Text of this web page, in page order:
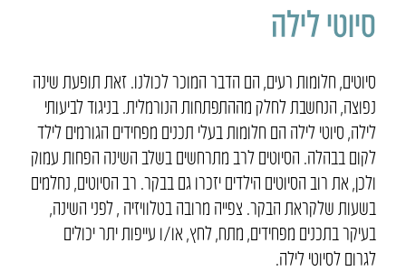
סיוטי לילה
סיוטים, חלומות רעים, הם הדבר המוכר לכולנו. זאת תופעת שינה
נפוצה, הנחשבת לחלק מההתפתחות הנורמלית. בניגוד לביעותי
לילה, סיוטי לילה הם חלומות בעלי תכנים מפחידים הגורמים לילד
לקום בבהלה. הסיוטים לרב מתרחשים בשלב השינה הפחות עמוק
ולכן, את רוב הסיוטים הילדים יזכרו גם בבקר. רב הסיוטים, נחלמים
בשעות שלקראת הבקר. צפייה מרובה בטלוויזיה , לפני השינה,
בעיקר בתכנים מפחידים, מתח, לחץ, או/ו עייפות יתר יכולים
לגרום לסיוטי לילה.